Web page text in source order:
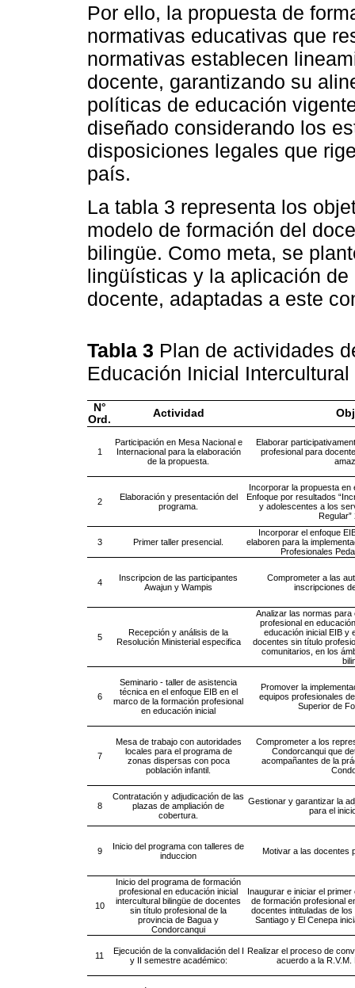
Por ello, la propuesta de
normativas educativas que
normativas establecen
docente, garantizando su
políticas de educación
diseñado considerando los
disposiciones legales que
país.
La tabla 3 representa los
modelo de formación del
bilingüe. Como meta, se
lingüísticas y la aplicación
docente, adaptadas a este
Tabla 3 Plan de actividades
Educación Inicial
N°
Ord.
Actividad
1
Participación en Mesa Nacional e
Internacional para la elaboración
de la propuesta.
Elaborar
profesional para
2
Elaboración y presentación del
programa.
Incorporar la propuesta en
Enfoque por resultados
y adolescentes a los
Regular”
3 Primer taller presencial.
Incorporar el enfoque
elaboren para la
Profesionales
4
Inscripcion de las participantes
Awajun y Wampis
Comprometer a las
inscripciones
5
Recepción y análisis de la
Resolución Ministerial especifica
Analizar las normas para
profesional en
educación inicial EIB y
docentes sin título
comunitarios, en los
6
Seminario - taller de asistencia
técnica en el enfoque EIB en el
marco de la formación profesional
en educación inicial
Promover la
equipos profesionales
Superior de
7
Mesa de trabajo con autoridades
locales para el programa de
zonas dispersas con poca
población infantil.
Comprometer a los
Condorcanqui que
acompañantes de la
8
Contratación y adjudicación de las
plazas de ampliación de
cobertura.
Gestionar y garantizar la
para el
9
Inicio del programa con talleres de
induccion
Motivar a las docentes
10
Inicio del programa de formación
profesional en educación inicial
intercultural bilingüe de docentes
sin título profesional de la
provincia de Bagua y
Condorcanqui
Inaugurar e iniciar el
de formación profesional
docentes intituladas de
Santiago y El Cenepa
11
Ejecución de la convalidación del I
y II semestre académico:
Realizar el proceso de
acuerdo a la R.V.M.